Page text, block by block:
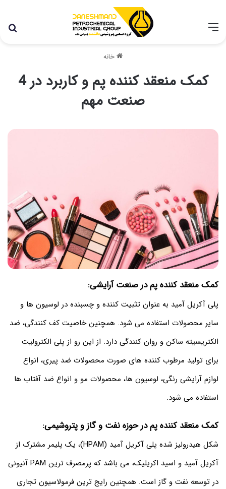
خانه
کمک منعقد کننده پم و کاربرد در 4
صنعت مهم
کمک منعقد کننده پم در صنعت آرایشی:
پلی آکریل آمید به عنوان تثبیت کننده و چسبنده در لوسیون ها و
سایر محصولات استفاده می شود. همچنین خاصیت کف کنندگی، ضد
الکتریسیته ساکن و روان کنندگی دارد. از این رو از پلی الکترولیت
برای تولید مرطوب کننده های صورت محصولات ضد پیری، انواع
لوازم آرایشی رنگی، لوسیون ها، محصولات مو و انواع ضد آفتاب ها
استفاده می شود.
کمک منعقد کننده پم در حوزه نفت و گاز و پتروشیمی:
شکل هیدرولیز شده پلی آکریل آمید (HPAM)، یک پلیمر مشترک از
آکریل آمید و اسید اکریلیک، می باشد که پرمصرف ترین PAM آنیونی
در توسعه نفت و گاز است. همچنین رایج ترین فرمولاسیون تجاری
با توجه به شرایط اخیر در کشور، مجموعه پتروشیمی دانشمند
همچنان با تمام توان در حال فعالیت می باشد.